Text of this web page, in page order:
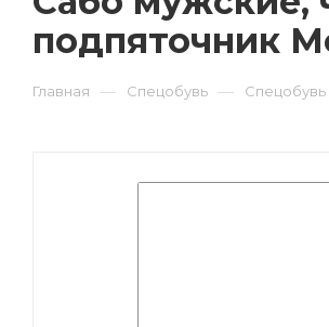
подпяточник
Главная — Спецобувь — Спецобувь